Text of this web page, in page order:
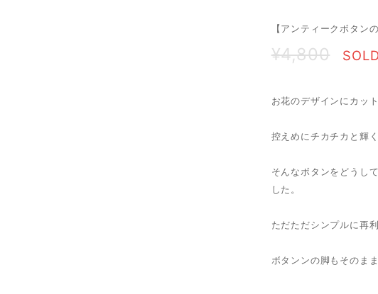
【アンティークボタン
¥4,800
お花のデザインにカッ
控えめにチカチカと輝
そんなボタンをどうし
した。
ただただシンプルに再
ボタンンの脚もそのま